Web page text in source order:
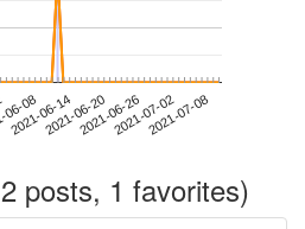
08
2021-06-142021-06-202021-06-262021-07-022021-07-08
posts, 1 favorites)